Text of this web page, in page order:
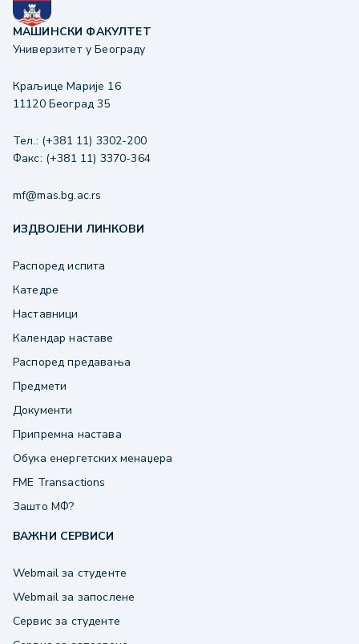
МАШИНСКИ ФАКУЛТЕТ
Универзитет у Београду
Краљице Марије 16
11120 Београд 35
Тел.: (+381 11) 3302-200
Факс: (+381 11) 3370-364
mf@mas.bg.ac.rs
ИЗДВОЈЕНИ ЛИНКОВИ
Распоред испита
Катедре
Наставници
Календар наставе
Распоред предавања
Предмети
Документи
Припремна настава
Обука енергетских менаџера
FME Transactions
Зашто МФ?
ВАЖНИ СЕРВИСИ
Webmail за студенте
Webmail за запослене
Сервис за студенте